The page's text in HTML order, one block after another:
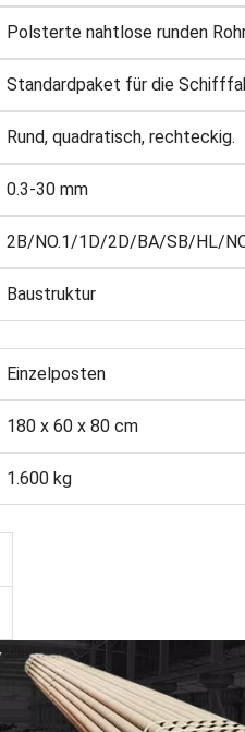
Polsterte nahtlose runden
Standardpaket für die
Rund, quadratisch, rechteckig.
0.3-30 mm
2B/NO.1/1D/2D/BA/SB/HL/
Baustruktur
Einzelposten
180 x 60 x 80 cm
1.600 kg